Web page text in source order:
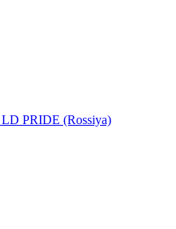
PRIDE (Rossiya)